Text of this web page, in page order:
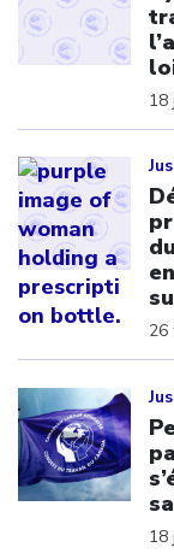
18
26
18